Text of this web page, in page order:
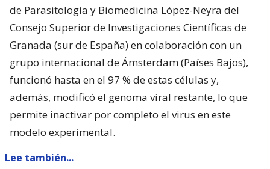
de Parasitología y Biomedicina López-Neyra del
Consejo Superior de Investigaciones Científicas de
Granada (sur de España) en colaboración con un
grupo internacional de Ámsterdam (Países Bajos),
funcionó hasta en el 97 % de estas células y,
además, modificó el genoma viral restante, lo que
permite inactivar por completo el virus en este
modelo experimental.
Lee también...